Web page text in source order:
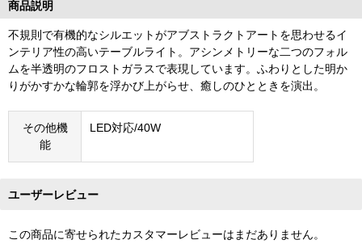
商品説明
不規則で有機的なシルエットがアブストラクトアートを思わせるイ
ンテリア性の高いテーブルライト。アシンメトリーな二つのフォル
ムを半透明のフロストガラスで表現しています。ふわりとした明か
りがかすかな輪郭を浮かび上がらせ、癒しのひとときを演出。
その他機
能
LED対応/40W
ユーザーレビュー
この商品に寄せられたカスタマーレビューはまだありません。